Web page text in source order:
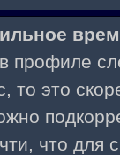
профиле
то это
что для